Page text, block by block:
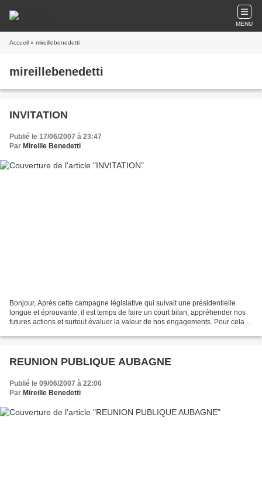
MENU
Accueil » mireillebenedetti
mireillebenedetti
INVITATION
Publié le 17/06/2007 à 23:47
Par Mireille Benedetti
Bonjour, Après cette campagne législative qui suivait une présidentielle
longue et éprouvante, il est temps de faire un court bilan, appréhender nos
futures actions et surtout évaluer la valeur de nos engagements. Pour cela,
REUNION PUBLIQUE AUBAGNE
Publié le 09/06/2007 à 22:00
Par Mireille Benedetti